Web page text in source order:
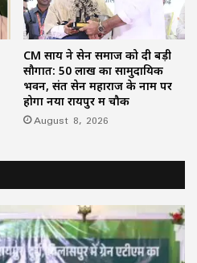
CM साय ने सेन समाज को दी बड़ी
सौगात: 50 लाख का सामुदायिक
भवन, संत सेन महाराज के नाम पर
होगा नया रायपुर में चौक
August 8, 2026